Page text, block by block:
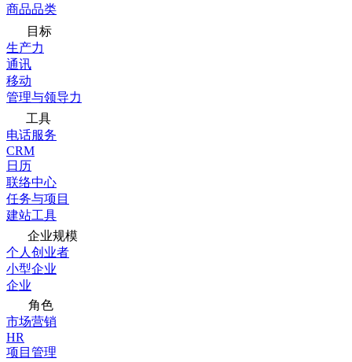
商品品类
目标
生产力
通讯
移动
管理与领导力
工具
电话服务
CRM
日历
联络中心
任务与项目
建站工具
企业规模
个人创业者
小型企业
企业
角色
市场营销
HR
项目管理